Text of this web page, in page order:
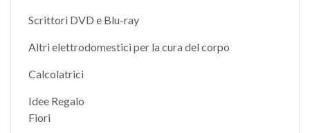
Scrittori DVD e Blu-ray
Altri elettrodomestici per la cura del corpo
Calcolatrici
Idee Regalo
Fiori